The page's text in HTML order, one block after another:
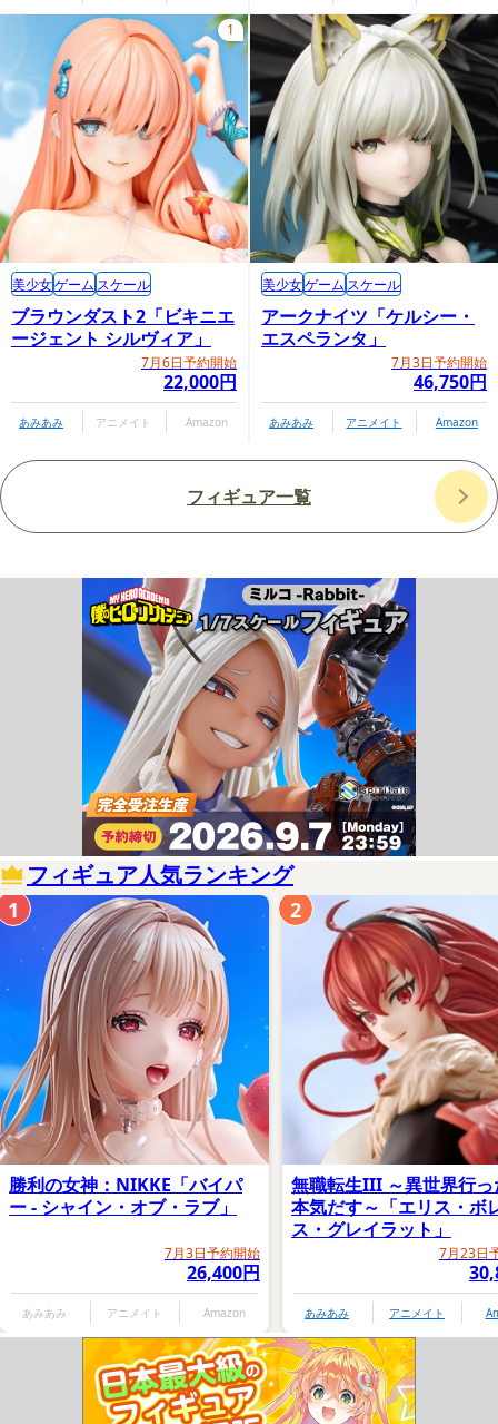
ブラウンダスト2「ビキニエ
ージェント シルヴィア」
7月6日予約開始
22,000円
1
美少女ゲーム スケール
あみあみ アニメイト Amazon
アークナイツ「ケルシー・
エスペランタ」
7月3日予約開始
46,750円
美少女ゲーム スケール
あみあみ アニメイト Amazon
フィギュア一覧
フィギュア人気ランキング
勝利の女神：NIKKE「バイパ
ー - シャイン・オブ・ラブ」
7月3日予約開始
26,400円
あみあみ アニメイト Amazon
1
無職転生III ～異世界行っ
本気だす～「エリス・ボ
ス・グレイラット」
7月23日
あみあみ アニメイト
2